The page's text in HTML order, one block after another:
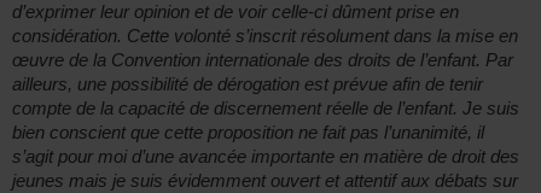
d’exprimer leur opinion et de voir celle-ci dûment prise en
considération. Cette volonté s’inscrit résolument dans la mise en
œuvre de la Convention internationale des droits de l’enfant. Par
ailleurs, une possibilité de dérogation est prévue afin de tenir
compte de la capacité de discernement réelle de l’enfant. Je suis
bien conscient que cette proposition ne fait pas l’unanimité, il
s’agit pour moi d’une avancée importante en matière de droit des
jeunes mais je suis évidemment ouvert et attentif aux débats sur